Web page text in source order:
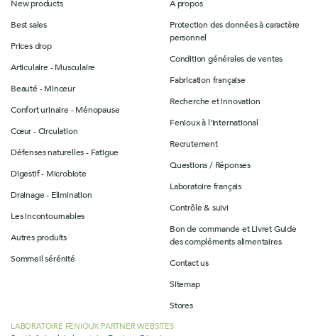
New products
Best sales
Prices drop
Articulaire - Musculaire
Beauté - Minceur
Confort urinaire - Ménopause
Cœur - Circulation
Défenses naturelles - Fatigue
Digestif - Microbiote
Drainage - Elimination
Les incontournables
Autres produits
Sommeil sérénité
A propos
Protection des données à caractère
personnel
Condition générales de ventes
Fabrication française
Recherche et innovation
Fenioux à l'international
Recrutement
Questions / Réponses
Laboratoire français
Contrôle & suivi
Bon de commande et Livret Guide
des compléments alimentaires
Contact us
Sitemap
Stores
LABORATOIRE FENIOUX PARTNER WEBSITES